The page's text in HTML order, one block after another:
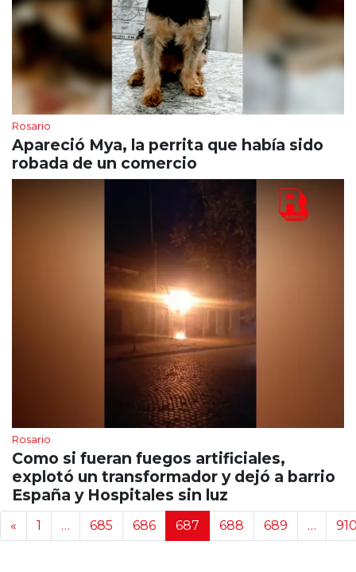
Rosario
Apareció Mya, la perrita que había sido
robada de un comercio
Rosario
Como si fueran fuegos artificiales,
explotó un transformador y dejó a barrio
España y Hospitales sin luz
Navegación de noticias
« 1 … 685 686 687 688 689 …